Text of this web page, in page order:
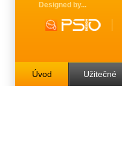
Designed by
Úvod Užitečné